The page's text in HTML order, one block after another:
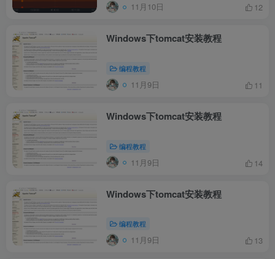
11月10日 12
Windows下tomcat安装教程
编程教程
11月9日 11
Windows下tomcat安装教程
编程教程
11月9日 14
Windows下tomcat安装教程
编程教程
11月9日 13